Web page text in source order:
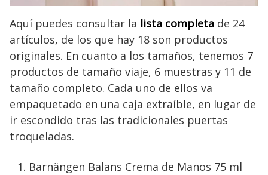
Aquí puedes consultar la lista completa de 24
artículos, de los que hay 18 son productos
originales. En cuanto a los tamaños, tenemos 7
productos de tamaño viaje, 6 muestras y 11 de
tamaño completo. Cada uno de ellos va
empaquetado en una caja extraíble, en lugar de
ir escondido tras las tradicionales puertas
troqueladas.
Barnängen Balans Crema de Manos 75 ml